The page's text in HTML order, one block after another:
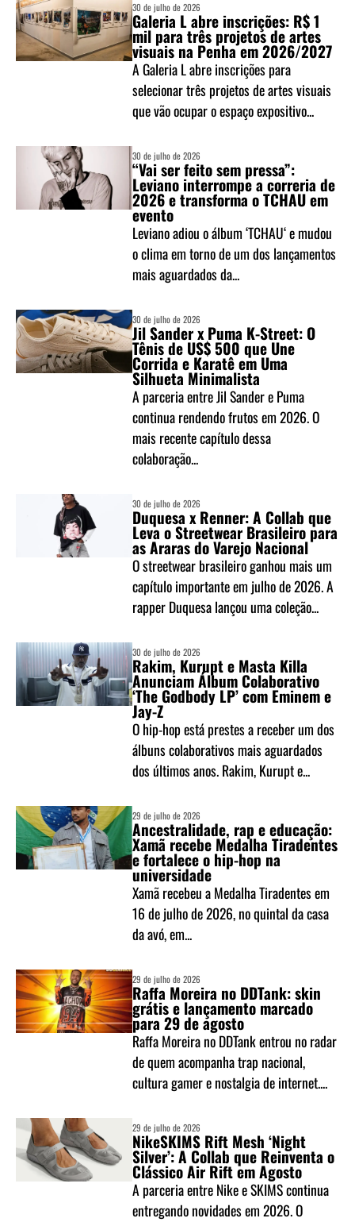
30 de julho de 2026
Galeria L abre inscrições: R$ 1
mil para três projetos de artes
visuais na Penha em 2026/2027
A Galeria L abre inscrições para
selecionar três projetos de artes visuais
que vão ocupar o espaço expositivo...
30 de julho de 2026
“Vai ser feito sem pressa”:
Leviano interrompe a correria de
2026 e transforma o TCHAU em
evento
Leviano adiou o álbum ‘TCHAU‘ e mudou
o clima em torno de um dos lançamentos
mais aguardados da...
30 de julho de 2026
Jil Sander x Puma K-Street: O
Tênis de US$ 500 que Une
Corrida e Karatê em Uma
Silhueta Minimalista
A parceria entre Jil Sander e Puma
continua rendendo frutos em 2026. O
mais recente capítulo dessa
colaboração...
30 de julho de 2026
Duquesa x Renner: A Collab que
Leva o Streetwear Brasileiro para
as Araras do Varejo Nacional
O streetwear brasileiro ganhou mais um
capítulo importante em julho de 2026. A
rapper Duquesa lançou uma coleção...
30 de julho de 2026
Rakim, Kurupt e Masta Killa
Anunciam Álbum Colaborativo
‘The Godbody LP’ com Eminem e
Jay-Z
O hip-hop está prestes a receber um dos
álbuns colaborativos mais aguardados
dos últimos anos. Rakim, Kurupt e...
29 de julho de 2026
Ancestralidade, rap e educação:
Xamã recebe Medalha Tiradentes
e fortalece o hip-hop na
universidade
Xamã recebeu a Medalha Tiradentes em
16 de julho de 2026, no quintal da casa
da avó, em...
29 de julho de 2026
Raffa Moreira no DDTank: skin
grátis e lançamento marcado
para 29 de agosto
Raffa Moreira no DDTank entrou no radar
de quem acompanha trap nacional,
cultura gamer e nostalgia de internet....
29 de julho de 2026
NikeSKIMS Rift Mesh ‘Night
Silver’: A Collab que Reinventa o
Clássico Air Rift em Agosto
A parceria entre Nike e SKIMS continua
entregando novidades em 2026. O